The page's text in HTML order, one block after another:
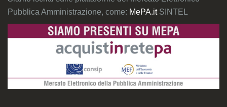
Pubblica Amministrazione, come: MePA.it SINTEL